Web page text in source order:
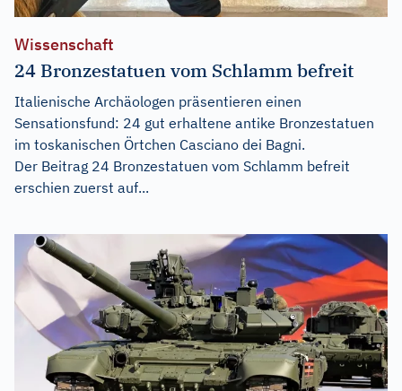
Wissenschaft
24 Bronzestatuen vom Schlamm befreit
Italienische Archäologen präsentieren einen
Sensationsfund: 24 gut erhaltene antike Bronzestatuen
im toskanischen Örtchen Casciano dei Bagni.
Der Beitrag 24 Bronzestatuen vom Schlamm befreit
erschien zuerst auf...